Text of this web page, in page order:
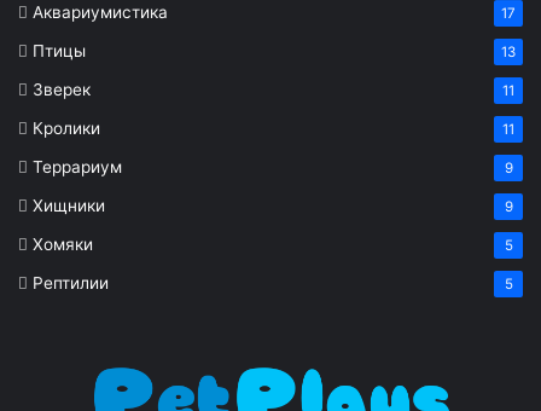
Аквариумистика 17
Птицы 13
Зверек 11
Кролики 11
Террариум 9
Хищники 9
Хомяки 5
Рептилии 5